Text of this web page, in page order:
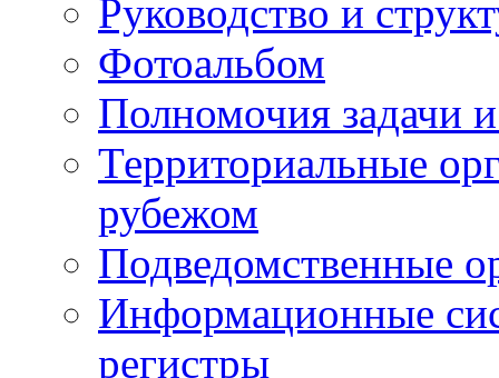
Руководство и
Фотоальбом
Полномочия задачи
Территориальные
рубежом
Подведомственные
Информационные
регистры